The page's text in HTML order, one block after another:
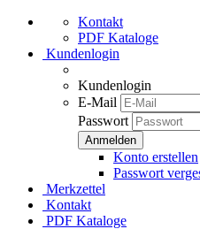
Kontakt
PDF Kataloge
Kundenlogin
Kundenlogin
E-Mail
Passwort
Konto erstellen
Passwort
Merkzettel
Kontakt
PDF Kataloge